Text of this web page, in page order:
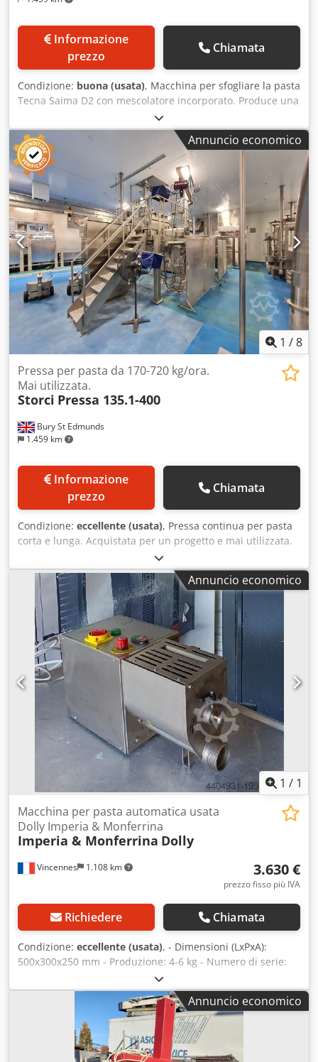
prezzo
Chiamata
Condizione: buona (usata), Macchina per sfogliare la pasta
Tecna Saima D2 con mescolatore incorporato. Produce una
sfoglia di 300 mm. Chjdpfx Afon Utypepea
Annuncio economico
1 /8
Bury St Edmunds
1.459 km
Pressa per pasta da 170-720 kg/ora.
Mai utilizzata.
Storci Pressa 135.1-400
prezzo
Chiamata
Condizione: eccellente (usata), Pressa continua per pasta
corta e lunga. Acquistata per un progetto e mai utilizzata.
Annuncio economico
1 / 1
Vincennes 1.108 km
Macchina per pasta automatica usata
Dolly Imperia & Monferrina
Imperia & Monferrina Dolly
3.630 €
prezzo fisso più IVA
Richiedere Chiamata
Condizione: eccellente (usata), - Dimensioni (LxPxA):
500x300x250 mm - Produzione: 4-6 kg - Numero di serie:
L17000531 Chedpfxjwyc Uke Afpja Iiedjwyc Ukscu T Rxiei -
Anno: 2017 - Tensione: 400V - Potenza: 0,65 kW - Peso: 27
kg - Condizione: Nuovo, mai utilizzato L'inserzione è stata
tradotta automaticamente. Sono possibili errori di
Annuncio economico